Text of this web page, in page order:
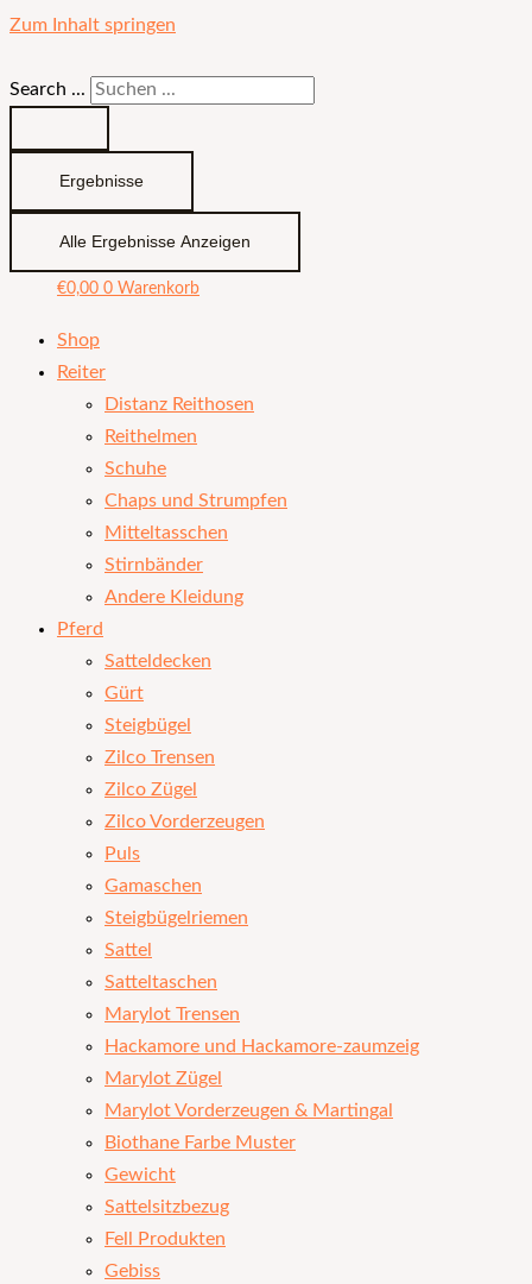
Zum Inhalt springen
Search ...
Ergebnisse
Alle Ergebnisse Anzeigen
€0,00 0 Warenkorb
Shop
Reiter
Distanz Reithosen
Reithelmen
Schuhe
Chaps und Strumpfen
Mitteltasschen
Stirnbänder
Andere Kleidung
Pferd
Satteldecken
Gürt
Steigbügel
Zilco Trensen
Zilco Zügel
Zilco Vorderzeugen
Puls
Gamaschen
Steigbügelriemen
Sattel
Satteltaschen
Marylot Trensen
Hackamore und Hackamore-zaumzeig
Marylot Zügel
Marylot Vorderzeugen & Martingal
Biothane Farbe Muster
Gewicht
Sattelsitzbezug
Fell Produkten
Gebiss